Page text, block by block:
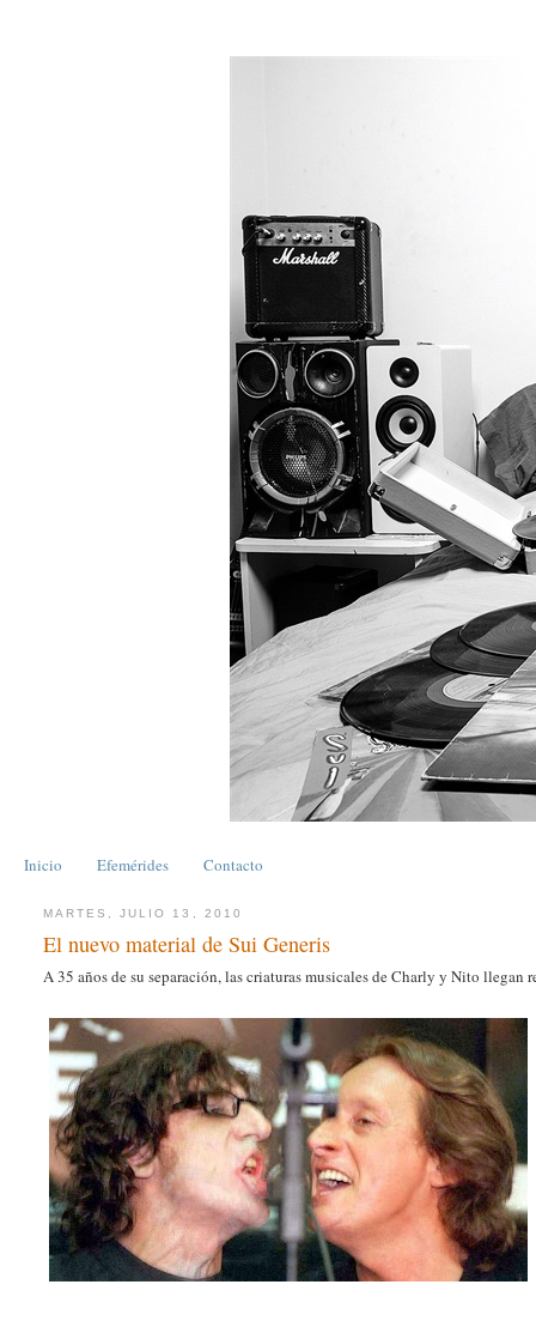
Inicio Efemérides Contacto
MARTES, JULIO 13, 2010
El nuevo material de Sui Generis
A 35 años de su separación, las criaturas musicales de Charly y Nito llegan